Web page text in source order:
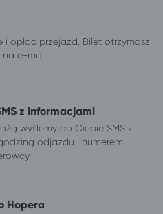
i opłać przejazd. Bilet otrzymasz
na e-mail.
z informacjami
wyślemy do Ciebie SMS z
odjazdu i numerem
Hopera